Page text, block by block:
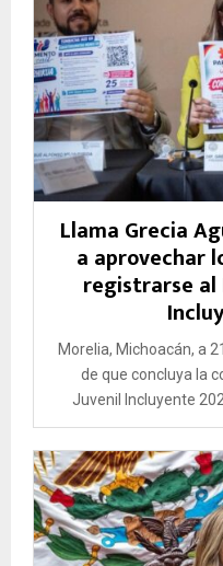
Llama Grecia
a aprovechar
registrarse al
Morelia, Michoacán, a
de que concluya la
Juvenil Incluyente